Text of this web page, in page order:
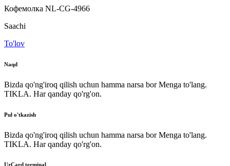
Кофемолка NL-CG-4966
Saachi
To'lov
Naqd
Bizda qo'ng'iroq qilish uchun hamma narsa bor Menga to'lang.
TIKLA. Har qanday qo'rg'on.
Pul o'tkazish
Bizda qo'ng'iroq qilish uchun hamma narsa bor Menga to'lang.
TIKLA. Har qanday qo'rg'on.
UzCard terminal